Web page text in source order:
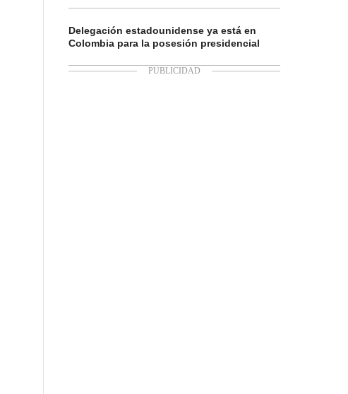
Delegación estadounidense ya está en
Colombia para la posesión presidencial